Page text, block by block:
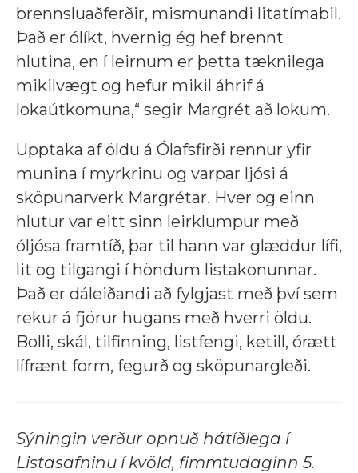
brennsluaðferðir, mismunandi litatímabil.
Það er ólíkt, hvernig ég hef brennt
hlutina, en í leirnum er þetta tæknilega
mikilvægt og hefur mikil áhrif á
lokaútkomuna,“ segir Margrét að lokum.
Upptaka af öldu á Ólafsfirði rennur yfir
munina í myrkrinu og varpar ljósi á
sköpunarverk Margrétar. Hver og einn
hlutur var eitt sinn leirklumpur með
óljósa framtíð, þar til hann var glæddur lífi,
lit og tilgangi í höndum listakonunnar.
Það er dáleiðandi að fylgjast með því sem
rekur á fjörur hugans með hverri öldu.
Bolli, skál, tilfinning, listfengi, ketill, órætt
lífrænt form, fegurð og sköpunargleði.
Sýningin verður opnuð hátíðlega í
Listasafninu í kvöld, fimmtudaginn 5.